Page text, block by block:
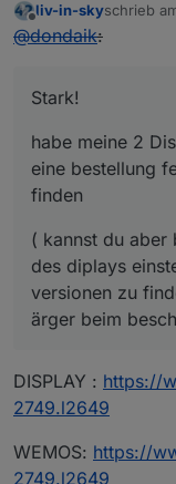
Offline
liv-in-skyschrieb
zuletzt
@dondaik:
Stark!
habe meine 2
eine bestellung
finden
( kannst du aber
des diplays
versionen zu
ärger beim
DISPLAY : https://
2749.l2649
WEMOS: https://
2749.l2649